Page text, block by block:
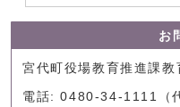
お
宮代町役場教育推進課教
電話: 0480-34-1111（